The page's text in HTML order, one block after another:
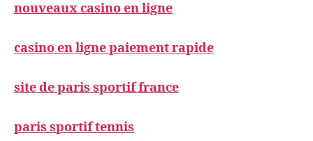
nouveaux casino en ligne
casino en ligne paiement rapide
site de paris sportif france
paris sportif tennis